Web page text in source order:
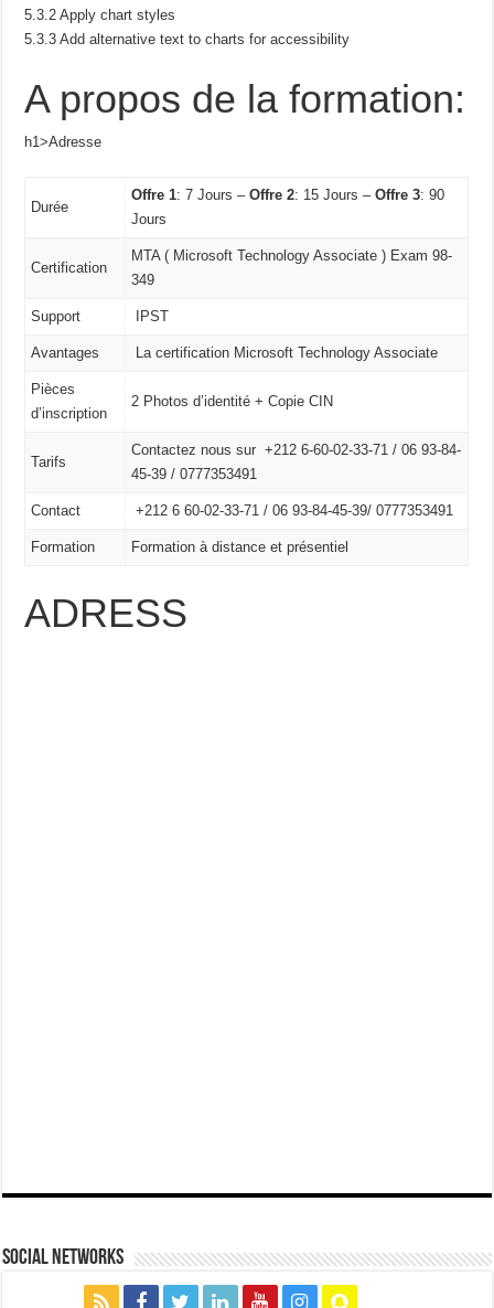
5.3.2 Apply chart styles
5.3.3 Add alternative text to charts for accessibility
A propos de la formation:
h1>Adresse
Durée
Offre 1: 7 Jours –Offre 2: 15 Jours –Offre 3: 90
Jours
Certification
MTA ( Microsoft Technology Associate ) Exam 98-
349
Support IPST
Avantages La certification Microsoft Technology Associate
Pièces
d’inscription
2 Photos d’identité + Copie CIN
Tarifs
Contactez nous sur +212 6-60-02-33-71 / 06 93-84-
45-39 / 0777353491
Contact +212 6 60-02-33-71 / 06 93-84-45-39/ 0777353491
Formation Formation à distance et présentiel
ADRESS
social networks